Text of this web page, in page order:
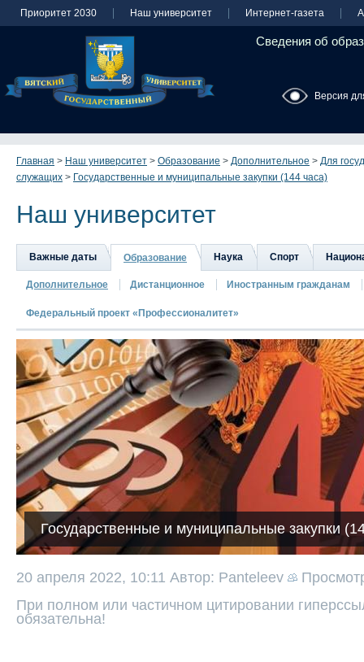
Приоритет 2030 Наш университет Интернет-газета
Сведения об
Версия
Главная > Наш университет > Образование > Дополнительное > Для
служащих > Государственные и муниципальные закупки (144 часа)
Наш университет
Важные даты Образование Наука Спорт
Дополнительное Дистанционное Иностранным гражданам
Федеральный проект «Профессионалитет»
Государственные и муниципальные закупки
20 апреля 2022, 10:11 Автор: Panteleev
При полном или частичном цитировании
обязательна!